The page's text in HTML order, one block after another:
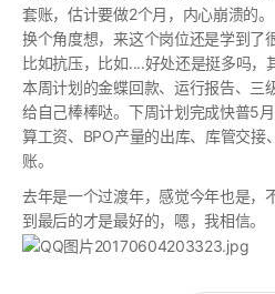
套账，估计要做2个月，内心崩溃的。
换个角度想，来这个岗位还是学到了
比如抗压，比如....好处还是挺多吗，
本周计划的金蝶回款、运行报告、三
给自己棒棒哒。下周计划完成快普5
算工资、BPO产量的出库、库管交接
账。
去年是一个过渡年，感觉今年也是，
到最后的才是最好的，嗯，我相信。